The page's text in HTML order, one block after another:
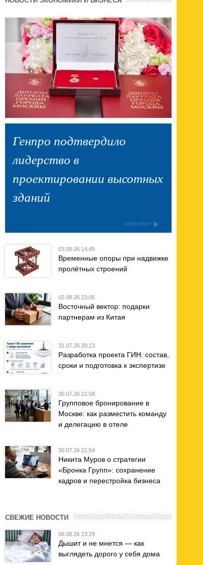
Генпро подтвердило
лидерство в
проектировании высотных
зданий
подробнее
03.08.26 14:45
Временные опоры при надвижке
пролётных строений
02.08.26 23:05
Восточный вектор: подарки
партнерам из Китая
31.07.26 20:13
Разработка проекта ГИН: состав,
сроки и подготовка к экспертизе
30.07.26 21:58
Групповое бронирование в
Москве: как разместить команду
и делегацию в отеле
30.07.26 21:54
Никита Муров о стратегии
«Бронка Групп»: сохранение
кадров и перестройка бизнеса
СВЕЖИЕ НОВОСТИ
06.08.26 23:29
Дышит и не мнется — как
выглядеть дорого у себя дома